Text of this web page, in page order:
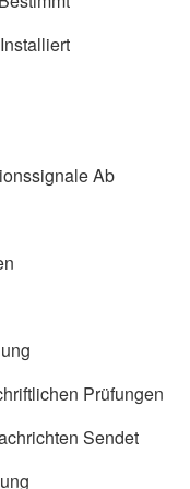
Ab
Prüfungen
Sendet